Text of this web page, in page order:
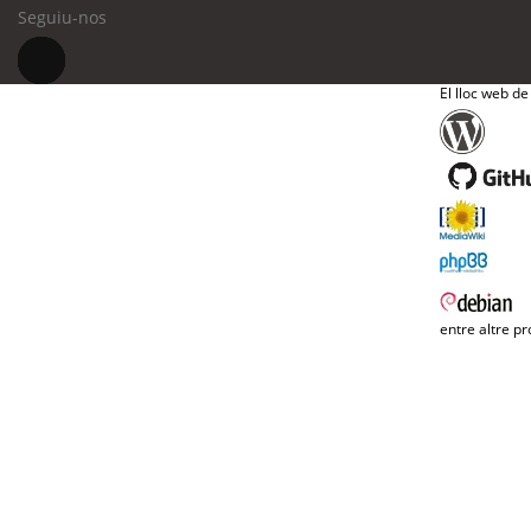
Seguiu-nos
El lloc web
entre altre